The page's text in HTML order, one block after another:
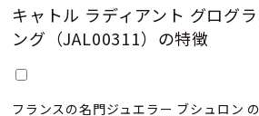
キャトル ラディアント グログ
ング（JAL00311）の特徴
フランスの名門ジュエラー ブシュロン